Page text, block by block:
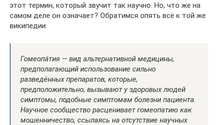
этот термин, который звучит так научно. Но, что же на
самом деле он означает? Обратимся опять всё к той же
википедии:
Гомеопа́тия — вид альтернативной медицины,
предполагающий использование сильно
разведённых препаратов, которые,
предположительно, вызывают у здоровых людей
симптомы, подобные симптомам болезни пациента.
Научное сообщество расценивает гомеопатию как
мошенничество, ссылаясь на отсутствие научных